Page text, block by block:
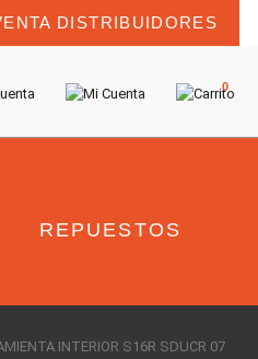
DISTRIBUIDORES
0
REPUESTOS
INTERIOR S16R SDUCR 07